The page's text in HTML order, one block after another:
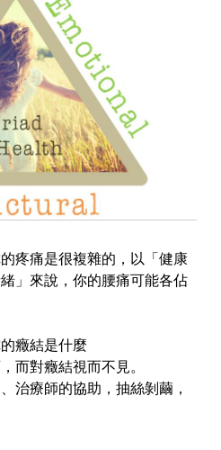
疼痛是很複雜的，以「健康
」來說，你的腰痛可能各佔
癥結是什麼
而對癥結視而不見。
治療師的協助，抽絲剝繭，